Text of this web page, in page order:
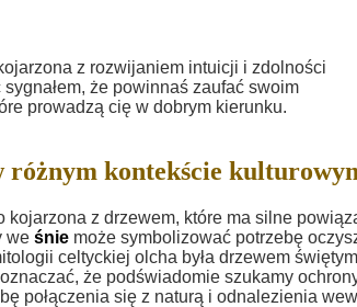
z rozwijaniem intuicji i zdolności
że powinnaś zaufać swoim
prowadzą cię w dobrym kierunku.
różnym kontekście
kojarzona z drzewem, które ma silne
we śnie może symbolizować potrzebę
celtyckiej olcha była drzewem
że podświadomie szukamy
połączenia się z naturą i odnalezienia